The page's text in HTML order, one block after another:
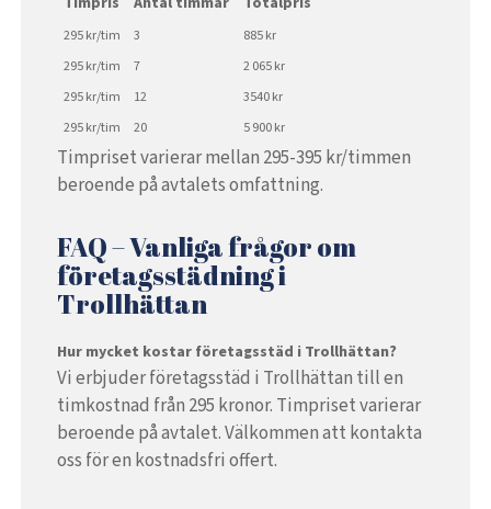
295 kr/tim 3
885 kr
295 kr/tim
7
2 065 kr
295 kr/tim
12
3540 kr
295 kr/tim
20 5 900 kr
Timpriset varierar mellan 295-395 kr/timmen
beroende på avtalets omfattning.
FAQ – Vanliga frågor om
företagsstädning i
Trollhättan
Hur mycket kostar företagsstäd i Trollhättan?
Vi erbjuder företagsstäd i Trollhättan till en
timkostnad från 295 kronor. Timpriset varierar
beroende på avtalet. Välkommen att kontakta
oss för en kostnadsfri offert.